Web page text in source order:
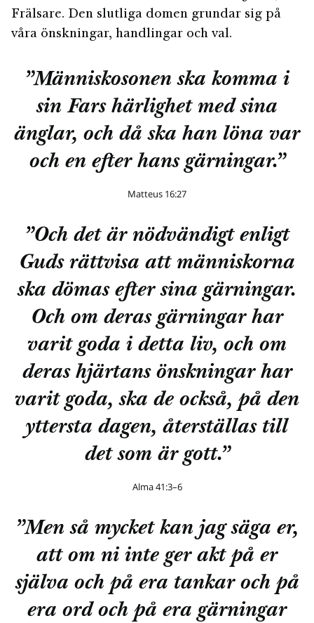
Frälsare. Den slutliga domen grundar sig på
våra önskningar, handlingar och val.
”Människosonen ska komma i
sin Fars härlighet med sina
änglar, och då ska han löna var
och en efter hans gärningar.”
Matteus 16:27
”Och det är nödvändigt enligt
Guds rättvisa att människorna
ska dömas efter sina gärningar.
Och om deras gärningar har
varit goda i detta liv, och om
deras hjärtans önskningar har
varit goda, ska de också, på den
yttersta dagen, återställas till
det som är gott.”
Alma 41:3–6
”Men så mycket kan jag säga er,
att om ni inte ger akt på er
själva och på era tankar och på
era ord och på era gärningar